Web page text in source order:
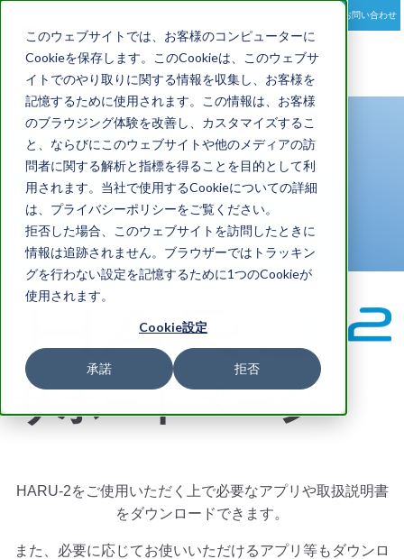
このウェブサイトでは、お客様のコンピューターに
Cookieを保存します。このCookieは、このウェブサ
イトでのやり取りに関する情報を収集し、お客様を
記憶するために使用されます。この情報は、お客様
のブラウジング体験を改善し、カスタマイズするこ
と、ならびにこのウェブサイトや他のメディアの訪
問者に関する解析と指標を得ることを目的として利
用されます。当社で使用するCookieについての詳細
は、プライバシーポリシーをご覧ください。
拒否した場合、このウェブサイトを訪問したときに
情報は追跡されません。ブラウザーではトラッキン
グを行わない設定を記憶するために1つのCookieが
使用されます。
Cookie設定
承諾 拒否
toggle
navigation
お問い合わせ
サポート
SUPPORT
サポートページ
HARU-2をご使用いただく上で必要なアプリや取扱説明書
をダウンロードできます。
また、必要に応じてお使いいただけるアプリ等もダウンロ